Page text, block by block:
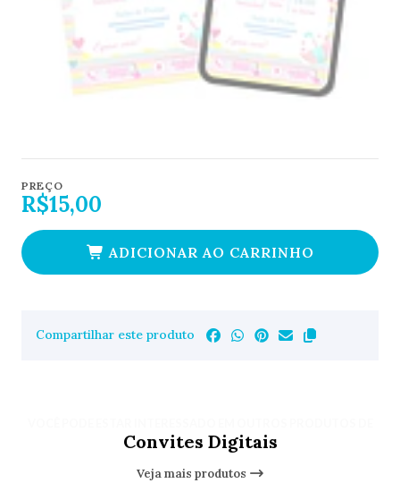
PREÇO
R$15,00
ADICIONAR AO CARRINHO
Compartilhar este produto
Convites Digitais
Veja mais produtos